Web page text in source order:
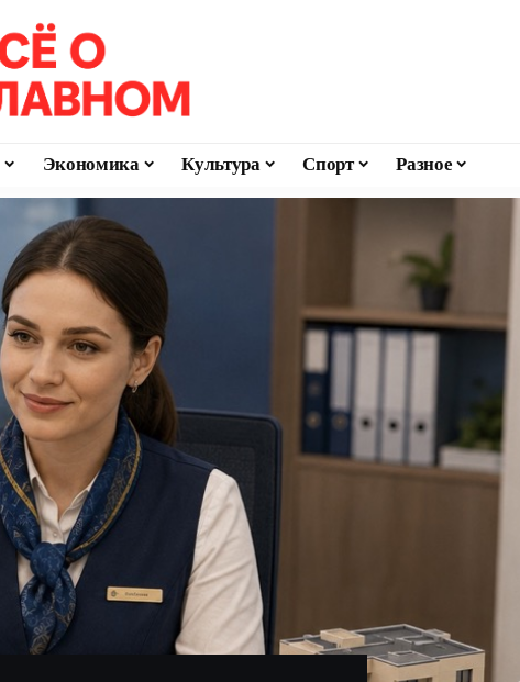
Экономика Культура Спорт Разное